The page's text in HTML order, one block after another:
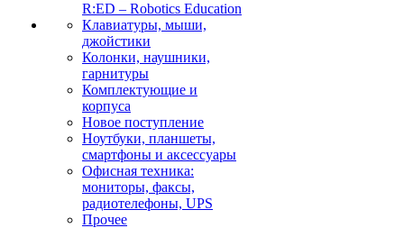
R:ED – Robotics Education
Клавиатуры, мыши,
джойстики
Колонки, наушники,
гарнитуры
Комплектующие и
корпуса
Новое поступление
Ноутбуки, планшеты,
смартфоны и аксессуары
Офисная техника:
мониторы, факсы,
радиотелефоны, UPS
Прочее